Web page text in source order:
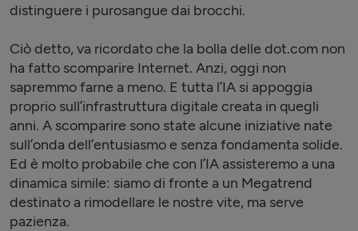
distinguere i purosangue dai brocchi.
Ciò detto, va ricordato che la bolla delle dot.com non
ha fatto scomparire Internet. Anzi, oggi non
sapremmo farne a meno. E tutta l’IA si appoggia
proprio sull’infrastruttura digitale creata in quegli
anni. A scomparire sono state alcune iniziative nate
sull’onda dell’entusiasmo e senza fondamenta solide.
Ed è molto probabile che con l’IA assisteremo a una
dinamica simile: siamo di fronte a un Megatrend
destinato a rimodellare le nostre vite, ma serve
pazienza.